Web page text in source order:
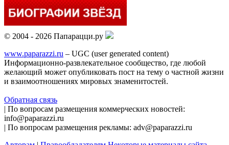
© 2004 - 2026 Папарацци.ру
www.paparazzi.ru – UGC (user generated content)
Информационно-развлекательное сообщество, где любой
желающий может опубликовать пост на тему о частной жизни
и взаимоотношениях мировых знаменитостей.
Обратная связь
| По вопросам размещения коммерческих новостей:
info@paparazzi.ru
| По вопросам размещения рекламы: adv@paparazzi.ru